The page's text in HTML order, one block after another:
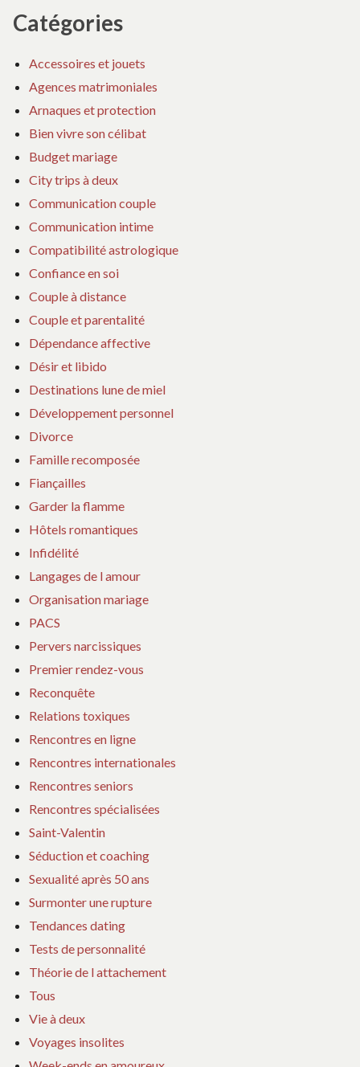
Catégories
Accessoires et jouets
Agences matrimoniales
Arnaques et protection
Bien vivre son célibat
Budget mariage
City trips à deux
Communication couple
Communication intime
Compatibilité astrologique
Confiance en soi
Couple à distance
Couple et parentalité
Dépendance affective
Désir et libido
Destinations lune de miel
Développement personnel
Divorce
Famille recomposée
Fiançailles
Garder la flamme
Hôtels romantiques
Infidélité
Langages de l amour
Organisation mariage
PACS
Pervers narcissiques
Premier rendez-vous
Reconquête
Relations toxiques
Rencontres en ligne
Rencontres internationales
Rencontres seniors
Rencontres spécialisées
Saint-Valentin
Séduction et coaching
Sexualité après 50 ans
Surmonter une rupture
Tendances dating
Tests de personnalité
Théorie de l attachement
Tous
Vie à deux
Voyages insolites